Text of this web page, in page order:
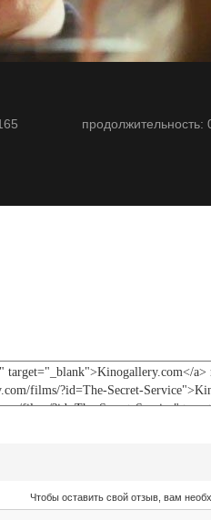
продолжительность:
Чтобы оставить свой отзыв, вам